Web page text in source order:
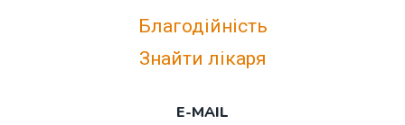
Благодійність
Знайти лікаря
E-MAIL